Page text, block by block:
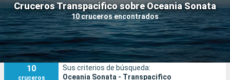
Cruceros Transpacifico sobre Oceania Sonata
10 cruceros encontrados
Fecha de salida
Buscar
10
cruceros
Sus criterios de búsqueda:
Oceania Sonata - Transpacifico